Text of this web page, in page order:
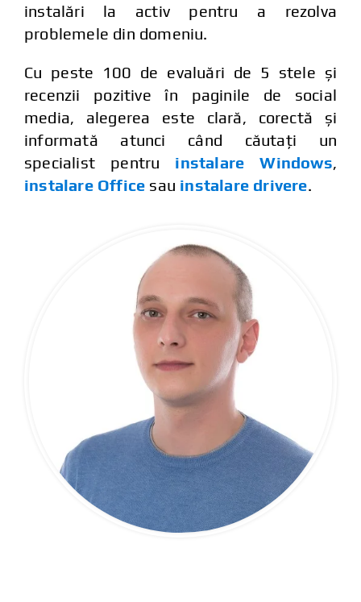
instalări la activ pentru a rezolva
problemele din domeniu.
Cu peste 100 de evaluări de 5 stele și
recenzii pozitive în paginile de social
media, alegerea este clară, corectă și
informată atunci când căutați un
specialist pentru instalare Windows,
instalare Office sau instalare drivere.